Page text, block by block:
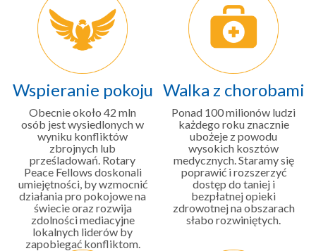
Wspieranie pokoju
Obecnie około 42 mln
osób jest wysiedlonych w
wyniku konfliktów
zbrojnych lub
prześladowań. Rotary
Peace Fellows doskonali
umiejętności, by wzmocnić
działania pro pokojowe na
świecie oraz rozwija
zdolności mediacyjne
lokalnych liderów by
zapobiegać konfliktom.
Walka z chorobami
Ponad 100 milionów ludzi
każdego roku znacznie
ubożeje z powodu
wysokich kosztów
medycznych. Staramy się
poprawić i rozszerzyć
dostęp do taniej i
bezpłatnej opieki
zdrowotnej na obszarach
słabo rozwiniętych.